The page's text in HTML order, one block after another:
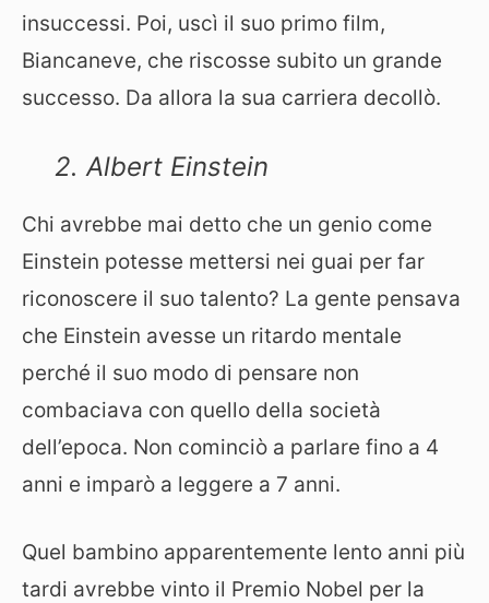
insuccessi. Poi, uscì il suo primo film,
Biancaneve, che riscosse subito un grande
successo. Da allora la sua carriera decollò.
2. Albert Einstein
Chi avrebbe mai detto che un genio come
Einstein potesse mettersi nei guai per far
riconoscere il suo talento? La gente pensava
che Einstein avesse un ritardo mentale
perché il suo modo di pensare non
combaciava con quello della società
dell’epoca. Non cominciò a parlare fino a 4
anni e imparò a leggere a 7 anni.
Quel bambino apparentemente lento anni più
tardi avrebbe vinto il Premio Nobel per la